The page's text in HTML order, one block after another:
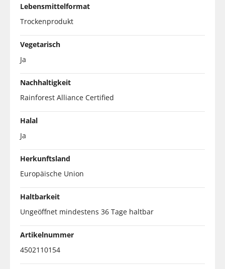
Lebensmittelformat
Trockenprodukt
Vegetarisch
Ja
Nachhaltigkeit
Rainforest Alliance Certified
Halal
Ja
Herkunftsland
Europäische Union
Haltbarkeit
Ungeöffnet mindestens 36 Tage haltbar
Artikelnummer
4502110154